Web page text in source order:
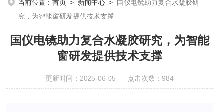
当前位置：首页 > 新闻中心 > 国仪电镜助力复合水凝胶研
究，为智能窗研发提供技术支撑
国仪电镜助力复合水凝胶研究，为智能
窗研发提供技术支撑
更新时间：2025-06-05 点击次数：984